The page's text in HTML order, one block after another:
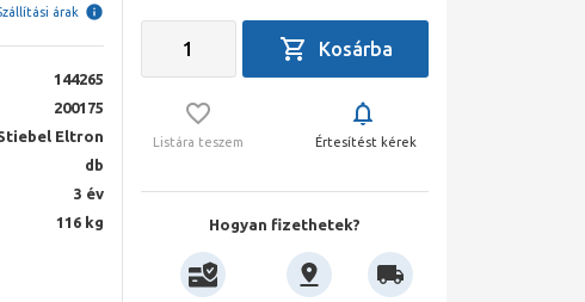
árak
144265
200175
Eltron
db
3 év
116 kg
Listára teszem Értesítést kérek
Hogyan fizethetek?